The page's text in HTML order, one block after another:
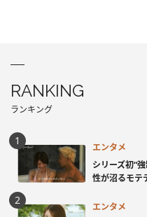
RANKING
ランキング
エンタメ
シリーズ初“
性が沼るモテ
エンタメ